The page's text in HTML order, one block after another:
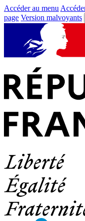
Accéder au menu
page Version malvoyants